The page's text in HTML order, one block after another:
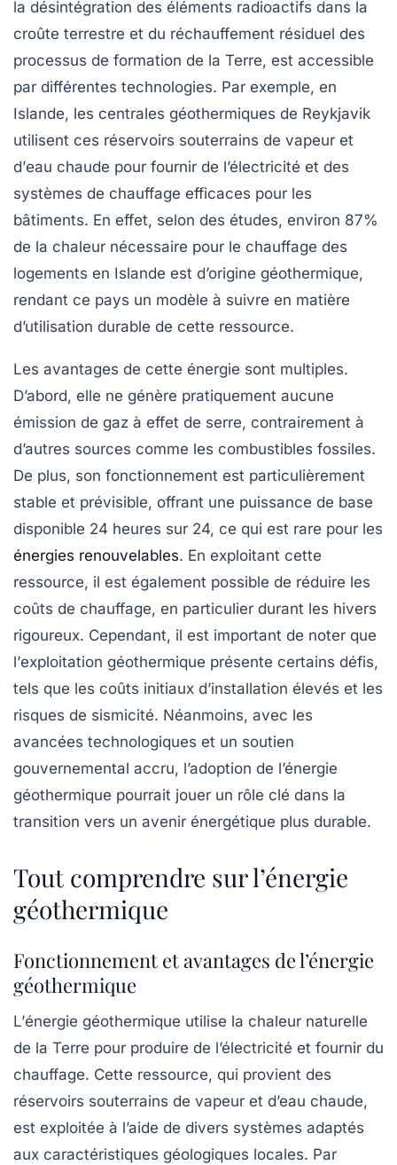
la désintégration des éléments radioactifs dans la
croûte terrestre et du réchauffement résiduel des
processus de formation de la Terre, est accessible
par différentes technologies. Par exemple, en
Islande, les centrales géothermiques de Reykjavik
utilisent ces réservoirs souterrains de vapeur et
d’eau chaude pour fournir de l’électricité et des
systèmes de chauffage efficaces pour les
bâtiments. En effet, selon des études, environ 87%
de la chaleur nécessaire pour le chauffage des
logements en Islande est d’origine géothermique,
rendant ce pays un modèle à suivre en matière
d’utilisation durable de cette ressource.
Les avantages de cette énergie sont multiples.
D’abord, elle ne génère pratiquement aucune
émission de gaz à effet de serre, contrairement à
d’autres sources comme les combustibles fossiles.
De plus, son fonctionnement est particulièrement
stable et prévisible, offrant une puissance de base
disponible 24 heures sur 24, ce qui est rare pour les
énergies renouvelables. En exploitant cette
ressource, il est également possible de réduire les
coûts de chauffage, en particulier durant les hivers
rigoureux. Cependant, il est important de noter que
l’exploitation géothermique présente certains défis,
tels que les coûts initiaux d’installation élevés et les
risques de sismicité. Néanmoins, avec les
avancées technologiques et un soutien
gouvernemental accru, l’adoption de l’énergie
géothermique pourrait jouer un rôle clé dans la
transition vers un avenir énergétique plus durable.
Tout comprendre sur l’énergie
géothermique
Fonctionnement et avantages de l’énergie
géothermique
L’énergie géothermique utilise la chaleur naturelle
de la Terre pour produire de l’électricité et fournir du
chauffage. Cette ressource, qui provient des
réservoirs souterrains de vapeur et d’eau chaude,
est exploitée à l’aide de divers systèmes adaptés
aux caractéristiques géologiques locales. Par